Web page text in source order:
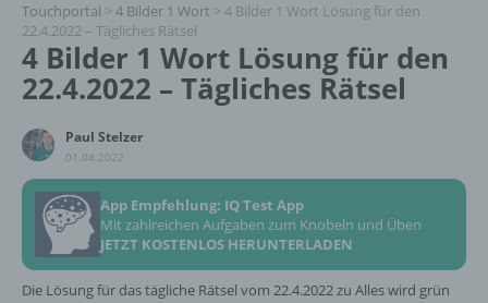
Touchportal > 4 Bilder 1 Wort > 4 Bilder 1 Wort Lösung für den
22.4.2022 – Tägliches Rätsel
4 Bilder 1 Wort Lösung für den
22.4.2022 – Tägliches Rätsel
Paul Stelzer
01.04.2022
App Empfehlung: IQ Test App
Mit zahlreichen Aufgaben zum Knobeln und Üben
JETZT KOSTENLOS HERUNTERLADEN
Die Lösung für das tägliche Rätsel vom 22.4.2022 zu Alles wird grün